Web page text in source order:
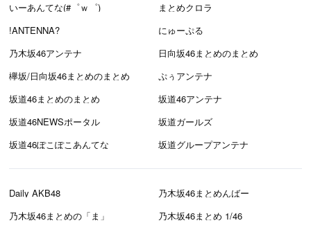
いーあんてな(#゜ｗ゜)
まとめクロラ
!ANTENNA?
にゅーぷる
乃木坂46アンテナ
日向坂46まとめのまとめ
欅坂/日向坂46まとめのまとめ
ぷぅアンテナ
坂道46まとめのまとめ
坂道46アンテナ
坂道46NEWSポータル
坂道ガールズ
坂道46ぽこぽこあんてな
坂道グループアンテナ
Daily AKB48
乃木坂46まとめんばー
乃木坂46まとめの「ま」
乃木坂46まとめ 1/46